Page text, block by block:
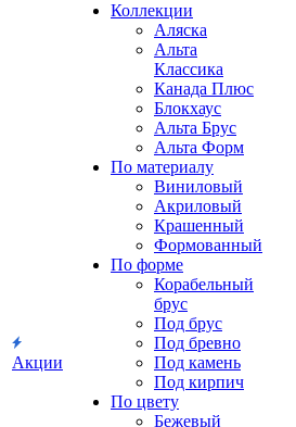
Акции
Коллекции
Аляска
Альта
Классика
Канада Плюс
Блокхаус
Альта Брус
Альта Форм
По материалу
Виниловый
Акриловый
Крашенный
Формованный
По форме
Корабельный
брус
Под брус
Под бревно
Под камень
Под кирпич
По цвету
Бежевый